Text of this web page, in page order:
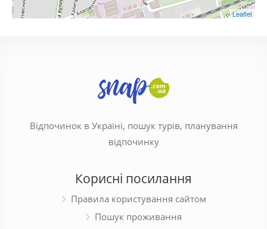
Leaflet
Відпочинок в Україні, пошук турів, планування
відпочинку
Корисні посилання
Правила користування сайтом
Пошук проживання